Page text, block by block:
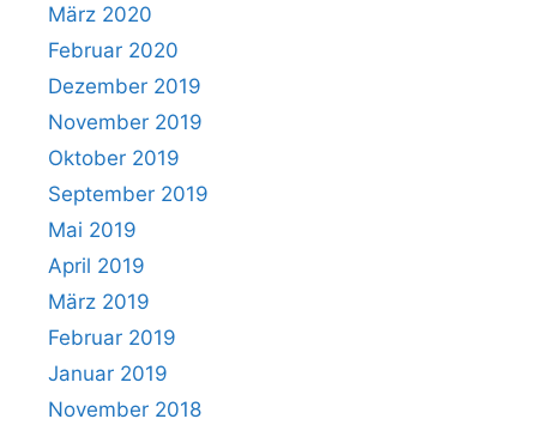
März 2020
Februar 2020
Dezember 2019
November 2019
Oktober 2019
September 2019
Mai 2019
April 2019
März 2019
Februar 2019
Januar 2019
November 2018